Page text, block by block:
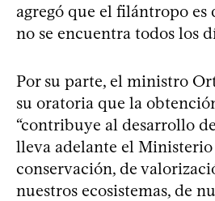
agregó que el filántropo es
no se encuentra todos los
Por su parte, el ministro
su oratoria que la
“contribuye al desarrollo
lleva adelante el
conservación, de
nuestros ecosistemas, de